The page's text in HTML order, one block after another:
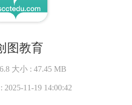
图教育
大小 :47.45 MB
2025-11-19 14:00:42